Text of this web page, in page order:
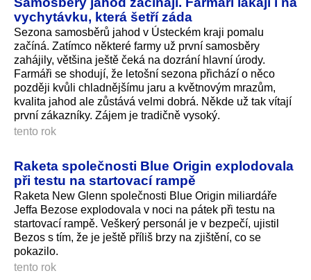
vychytávku, která šetří záda
Sezona samosběrů jahod v Ústeckém kraji pomalu
začíná. Zatímco některé farmy už první samosběry
zahájily, většina ještě čeká na dozrání hlavní úrody.
Farmáři se shodují, že letošní sezona přichází o něco
později kvůli chladnějšímu jaru a květnovým mrazům,
kvalita jahod ale zůstává velmi dobrá. Někde už tak vítají
první zákazníky. Zájem je tradičně vysoký.
tento rok
Raketa společnosti Blue Origin explodovala
při testu na startovací rampě
Raketa New Glenn společnosti Blue Origin miliardáře
Jeffa Bezose explodovala v noci na pátek při testu na
startovací rampě. Veškerý personál je v bezpečí, ujistil
Bezos s tím, že je ještě příliš brzy na zjištění, co se
pokazilo.
tento rok